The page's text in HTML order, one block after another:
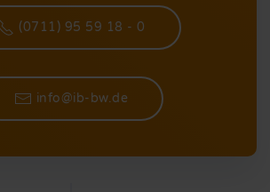
(0711) 95 59 18 - 0
info@ib-bw.de